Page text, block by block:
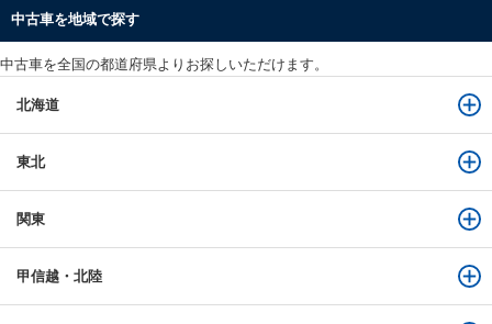
中古車を地域で探す
中古車を全国の都道府県よりお探しいただけます。
北海道
東北
関東
甲信越・北陸